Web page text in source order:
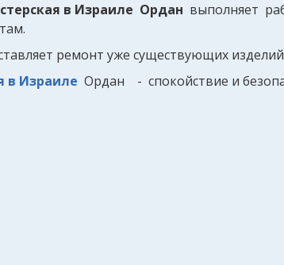
в Израиле Ордан выполняет
ремонт уже существующих
в Израиле Ордан - спокойствие и